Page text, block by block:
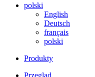
polski
English
Deutsch
français
polski
Produkty
Przegląd